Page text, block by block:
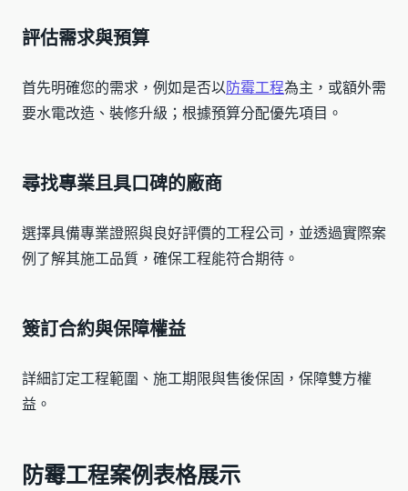
評估需求與預算
首先明確您的需求，例如是否以防霉工程為主，或額外需
要水電改造、裝修升級；根據預算分配優先項目。
尋找專業且具口碑的廠商
選擇具備專業證照與良好評價的工程公司，並透過實際案
例了解其施工品質，確保工程能符合期待。
簽訂合約與保障權益
詳細訂定工程範圍、施工期限與售後保固，保障雙方權
益。
防霉工程案例表格展示